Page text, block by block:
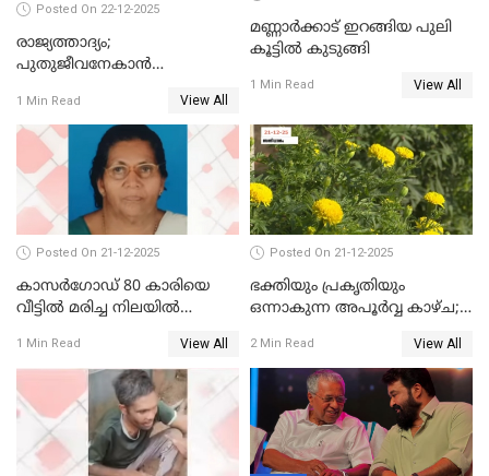
Posted On 22-12-2025
രാജ്യത്താദ്യം;
പുതുജീവനേകാൻ
എറണാകുളം സർക്കാർ
ജനറൽ
ആശുപത്രിയിലെത്തിച്ചു
1 Min Read View All
മണ്ണാർക്കാട് ഇറങ്ങിയ പുലി
കൂട്ടിൽ കുടുങ്ങി
1 Min Read View All
Posted On 21-12-2025
കാസർഗോഡ് 80 കാരിയെ
വീട്ടിൽ മരിച്ച നിലയിൽ
1 Min Read View All
Posted On 21-12-2025
ഭക്തിയും പ്രകൃതിയും
ഒന്നാകുന്ന അപൂര്‍വ്വ കാഴ്ച;
കാഴ്ചാനുഭവമൊരുക്കി
ശബരീ നന്ദനം
2 Min Read View All